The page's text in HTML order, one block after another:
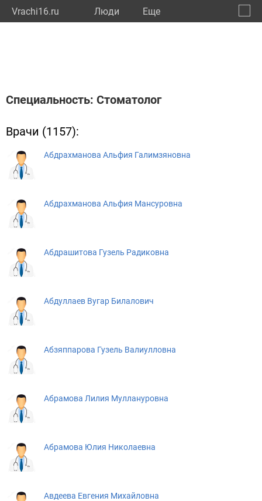
Vrachi16.ru Люди Eще
Специальность: Стоматолог
Врачи (1157):
Абдрахманова Альфия Галимзяновна
Абдрахманова Альфия Мансуровна
Абдрашитова Гузель Радиковна
Абдуллаев Вугар Билалович
Абзяппарова Гузель Валиулловна
Абрамова Лилия Муллануровна
Абрамова Юлия Николаевна
Авдеева Евгения Михайловна